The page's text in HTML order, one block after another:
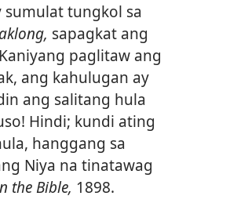
sumulat tungkol sa
sapagkat ang
paglitaw ang
ang kahulugan ay
ang salitang hula
Hindi; kundi ating
hanggang sa
Niya na tinatawag
the Bible, 1898.